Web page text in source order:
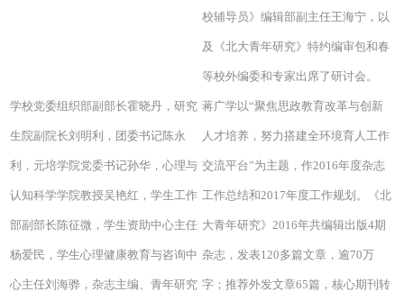
校辅导员》编辑部副主任王海宁，以
及《北大青年研究》特约编审包和春
等校外编委和专家出席了研讨会。
学校党委组织部副部长霍晓丹，研究
生院副院长刘明利，团委书记陈永
利，元培学院党委书记孙华，心理与
认知科学学院教授吴艳红，学生工作
部副部长陈征微，学生资助中心主任
杨爱民，学生心理健康教育与咨询中
心主任刘海骅，杂志主编、青年研究
蒋广学以“聚焦思政教育改革与创新
人才培养，努力搭建全环境育人工作
交流平台”为主题，作2016年度杂志
工作总结和2017年度工作规划。《北
大青年研究》2016年共编辑出版4期
杂志，发表120多篇文章，逾70万
字；推荐外发文章65篇，核心期刊转